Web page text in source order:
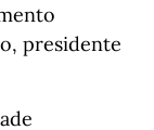
presidente